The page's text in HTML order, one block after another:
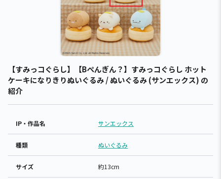
【すみっコぐらし】【Bぺんぎん？】すみっコぐらし ホット
ケーキになりきりぬいぐるみ / ぬいぐるみ (サンエックス) の
紹介
IP・作品名 サンエックス
種類 ぬいぐるみ
サイズ 約13cm